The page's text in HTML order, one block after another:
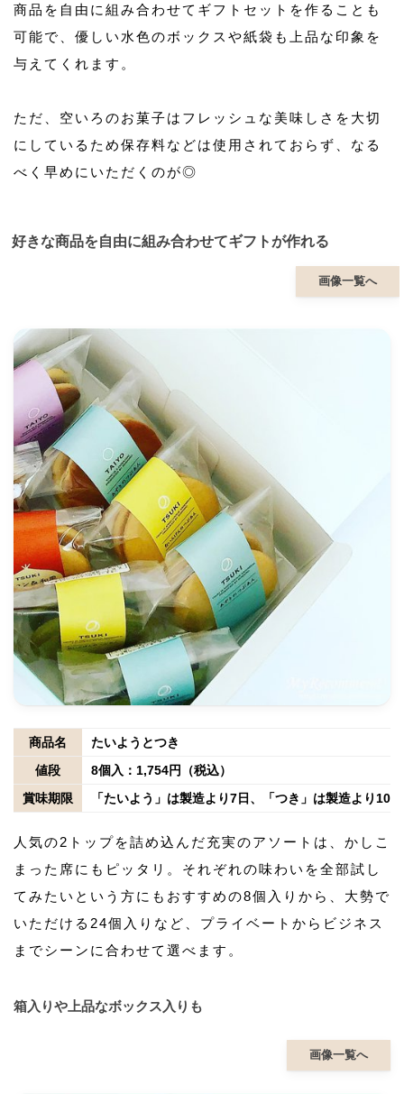
商品を自由に組み合わせてギフトセットを作ることも
可能で、優しい水色のボックスや紙袋も上品な印象を
与えてくれます。
ただ、空いろのお菓子はフレッシュな美味しさを大切
にしているため保存料などは使用されておらず、なる
べく早めにいただくのが◎
好きな商品を自由に組み合わせてギフトが作れる
画像一覧へ
商品名
たいようとつき
値段
8個入：1,754円（税込）
賞味期限
「たいよう」は製造より7日、「つき」は製造より10日
人気の2トップを詰め込んだ充実のアソートは、かしこ
まった席にもピッタリ。それぞれの味わいを全部試し
てみたいという方にもおすすめの8個入りから、大勢で
いただける24個入りなど、プライベートからビジネス
までシーンに合わせて選べます。
箱入りや上品なボックス入りも
画像一覧へ